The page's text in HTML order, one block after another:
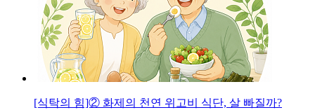
[식탁의 힘]② 화제의 천연 위고비 식단, 살 빠질까?